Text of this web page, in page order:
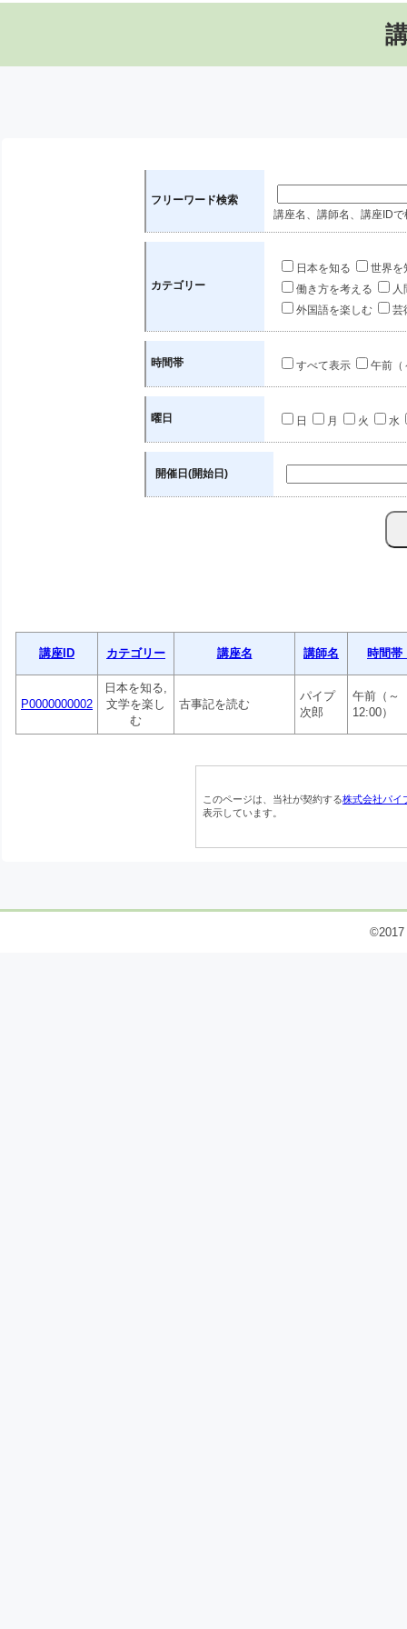
フリーワード検索
講座名、講師名、講座IDで
カテゴリー
日本を知る
世界を
働き方を考える
人
外国語を楽しむ
芸
時間帯 すべて表示 午前（
曜日 日 月 火 水
開催日(開始日)
講座ID カテゴリー 講座名 講師名 時間
P0000000002
日本を知る,
文学を楽し
む
古事記を読む
パイプ
次郎
午前（～
12:00）
このページは、当社が契約する株式会社パイ
表示しています。
©2017